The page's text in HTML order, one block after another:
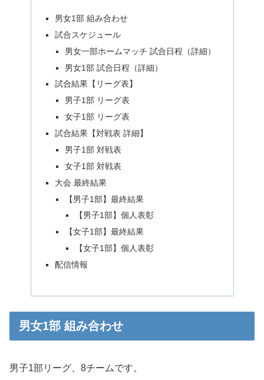
男女1部 組み合わせ
試合スケジュール
男女一部ホームマッチ 試合日程（詳細）
男女1部 試合日程（詳細）
試合結果【リーグ表】
男子1部 リーグ表
女子1部 リーグ表
試合結果【対戦表 詳細】
男子1部 対戦表
女子1部 対戦表
大会 最終結果
【男子1部】最終結果
【男子1部】個人表彰
【女子1部】最終結果
【女子1部】個人表彰
配信情報
男女1部 組み合わせ
男子1部リーグ、8チームです。